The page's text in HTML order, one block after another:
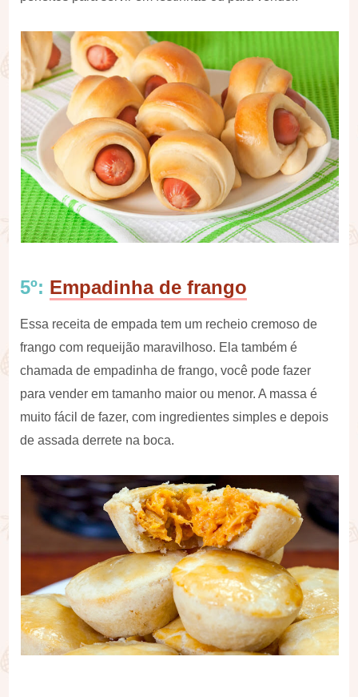
5º: Empadinha de frango
Essa receita de empada tem um recheio cremoso de
frango com requeijão maravilhoso. Ela também é
chamada de empadinha de frango, você pode fazer
para vender em tamanho maior ou menor. A massa é
muito fácil de fazer, com ingredientes simples e depois
de assada derrete na boca.